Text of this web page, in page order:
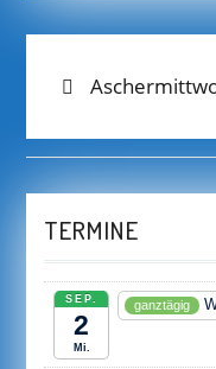
BEITRAGS-
Previous
TERMINE
SEP.
2
Mi.
ganztägig